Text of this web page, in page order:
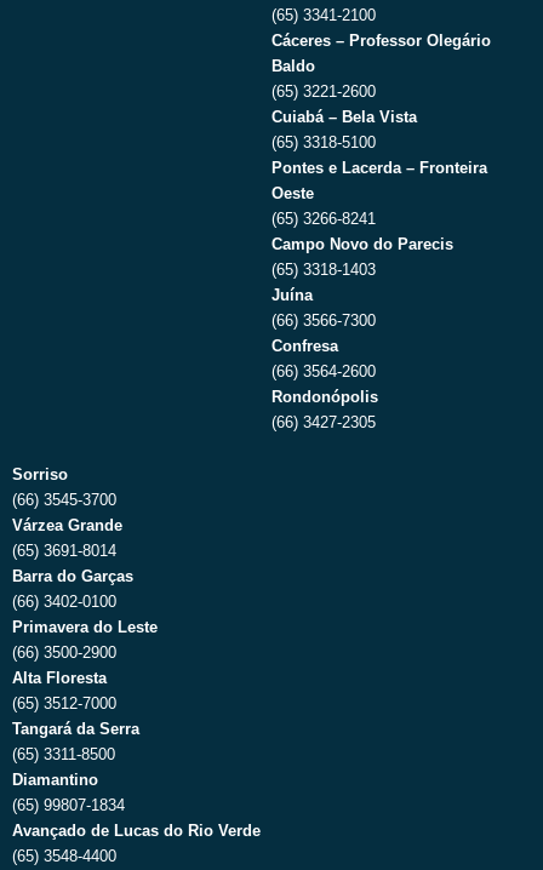
(65) 3341-2100
Cáceres – Professor Olegário
Baldo
(65) 3221-2600
Cuiabá – Bela Vista
(65) 3318-5100
Pontes e Lacerda – Fronteira
Oeste
(65) 3266-8241
Campo Novo do Parecis
(65) 3318-1403
Juína
(66) 3566-7300
Confresa
(66) 3564-2600
Rondonópolis
(66) 3427-2305
Sorriso
(66) 3545-3700
Várzea Grande
(65) 3691-8014
Barra do Garças
(66) 3402-0100
Primavera do Leste
(66) 3500-2900
Alta Floresta
(65) 3512-7000
Tangará da Serra
(65) 3311-8500
Diamantino
(65) 99807-1834
Avançado de Lucas do Rio Verde
(65) 3548-4400